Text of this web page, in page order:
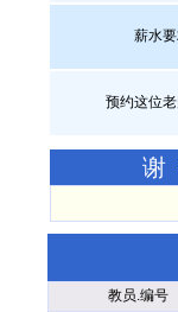
薪水要
预约这位老
教员.编号